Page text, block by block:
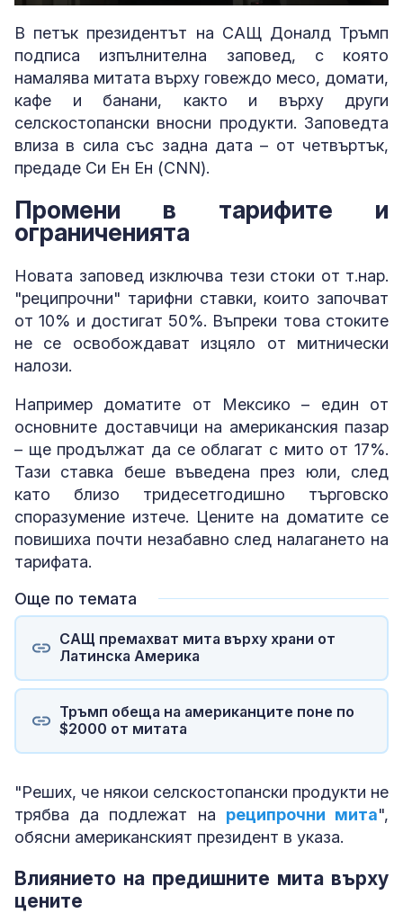
В петък президентът на САЩ Доналд Тръмп
подписа изпълнителна заповед, с която
намалява митата върху говеждо месо, домати,
кафе и банани, както и върху други
селскостопански вносни продукти. Заповедта
влиза в сила със задна дата – от четвъртък,
предаде Си Ен Ен (CNN).
Промени в тарифите и
ограниченията
Новата заповед изключва тези стоки от т.нар.
"реципрочни" тарифни ставки, които започват
от 10% и достигат 50%. Въпреки това стоките
не се освобождават изцяло от митнически
налози.
Например доматите от Мексико – един от
основните доставчици на американския пазар
– ще продължат да се облагат с мито от 17%.
Тази ставка беше въведена през юли, след
като близо тридесетгодишно търговско
споразумение изтече. Цените на доматите се
повишиха почти незабавно след налагането на
тарифата.
Още по темата
САЩ премахват мита върху храни от
Латинска Америка
Тръмп обеща на американците поне по
$2000 от митата
"Реших, че някои селскостопански продукти не
трябва да подлежат на реципрочни мита",
обясни американският президент в указа.
Влиянието на предишните мита върху
цените